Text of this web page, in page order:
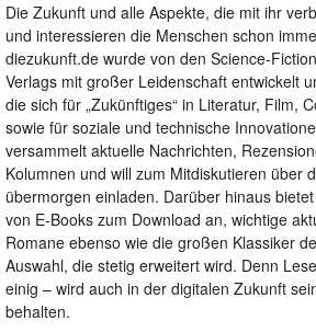
Die Zukunft und alle Aspekte, die mit ihr
und interessieren die Menschen schon
diezukunft.de wurde von den Science-
Verlags mit großer Leidenschaft entwickelt
die sich für „Zukünftiges“ in Literatur, Film,
sowie für soziale und technische
versammelt aktuelle Nachrichten,
Kolumnen und will zum Mitdiskutieren über
übermorgen einladen. Darüber hinaus
von E-Books zum Download an, wichtige
Romane ebenso wie die großen Klassiker
Auswahl, die stetig erweitert wird. Denn
einig – wird auch in der digitalen Zukunft
behalten.